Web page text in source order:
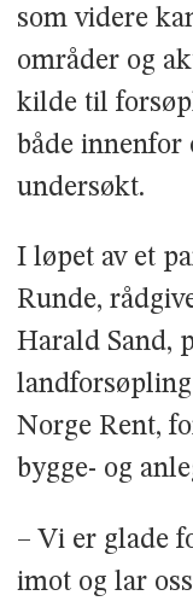
som videre
områder og
kilde til
både
undersøkt.
I løpet av et
Runde,
Harald Sand,
Norge Rent,
bygge- og
– Vi er glade
imot og lar